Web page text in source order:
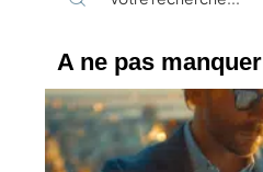
A ne pas manquer